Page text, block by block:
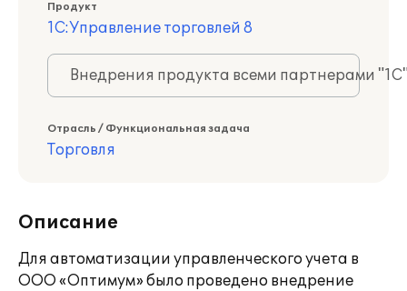
Продукт
1С:Управление торговлей 8
Внедрения продукта всеми партнерами
Отрасль / Функциональная задача
Торговля
Описание
Для автоматизации управленческого учета в
ООО «Оптимум» было проведено внедрение